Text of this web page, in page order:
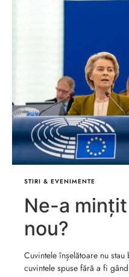
STIRI & EVENIMENTE
Ne-a
nou?
Cuvintele înșelătoare nu
cuvintele spuse fără a fi